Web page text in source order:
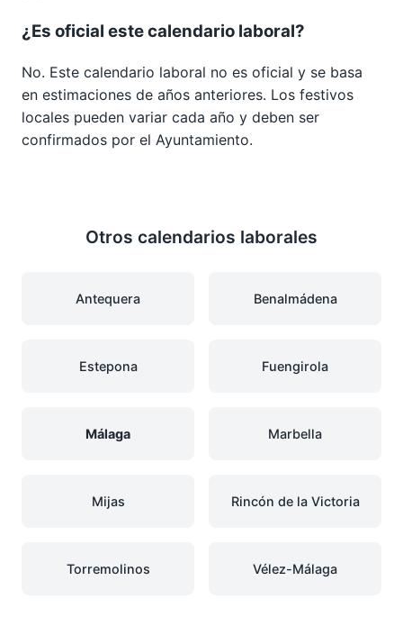
¿Es oficial este calendario laboral?
No. Este calendario laboral no es oficial y se basa
en estimaciones de años anteriores. Los festivos
locales pueden variar cada año y deben ser
confirmados por el Ayuntamiento.
Otros calendarios laborales
Antequera Benalmádena
Estepona Fuengirola
Málaga Marbella
Mijas Rincón de la Victoria
Torremolinos Vélez-Málaga